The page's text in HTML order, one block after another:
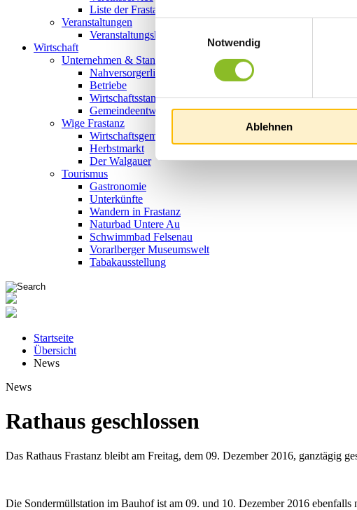
Notwendig
Ablehnen
Liste der Frastanzer Vereine
Veranstaltungen
Veranstaltungskalender
Wirtschaft
Unternehmen & Standort
Nahversorgerliste
Betriebe
Wirtschaftsstandort Frastanz
Gemeindeentwicklung
Wige Frastanz
Wirtschaftsgemeinschaft
Herbstmarkt
Der Walgauer
Tourismus
Gastronomie
Unterkünfte
Wandern in Frastanz
Naturbad Untere Au
Schwimmbad Felsenau
Vorarlberger Museumswelt
Tabakausstellung
Startseite
Übersicht
News
News
Rathaus geschlossen
Das Rathaus Frastanz bleibt am Freitag, dem 09. Dezember 2016, ganztägig
Die Sondermüllstation im Bauhof ist am 09. und 10. Dezember 2016